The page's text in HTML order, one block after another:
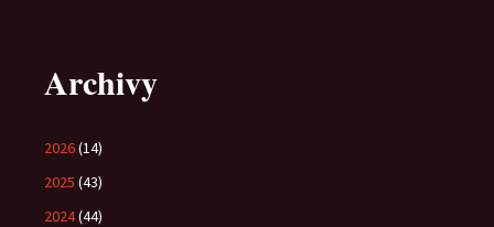
Archivy
2026(14)
2025 (43)
2024(44)